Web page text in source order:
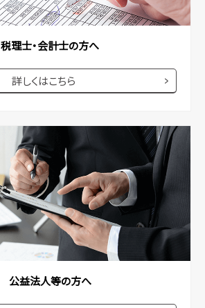
税理士・会計士の方へ
詳しくはこちら
公益法人等の方へ